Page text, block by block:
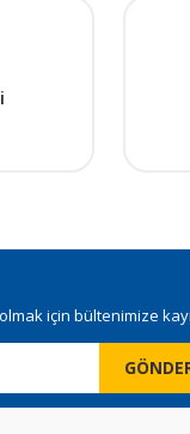
için bültenimize